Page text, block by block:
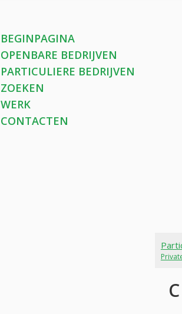
BEGINPAGINA
OPENBARE BEDRIJVEN
PARTICULIERE BEDRIJVEN
ZOEKEN
WERK
CONTACTEN